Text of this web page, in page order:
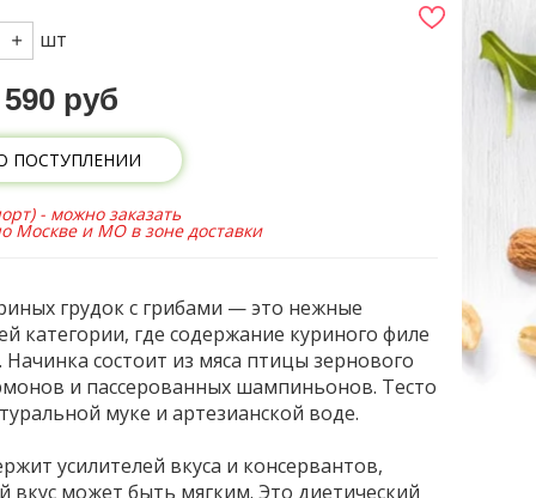
шт
590 руб
ПОСТУПЛЕНИИ
- можно заказать
Москве и МО в зоне доставки
грудок с грибами — это нежные
категории, где содержание куриного филе
состоит из мяса птицы зернового
и пассерованных шампиньонов. Тесто
муке и артезианской воде.
усилителей вкуса и консервантов,
вкус может быть мягким. Это диетический